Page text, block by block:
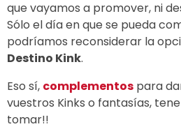
que vayamos a promover, ni
Sólo el día en que se pueda
podríamos reconsiderar la
Destino Kink.
Eso sí, complementos para
vuestros Kinks o fantasías,
tomar!!